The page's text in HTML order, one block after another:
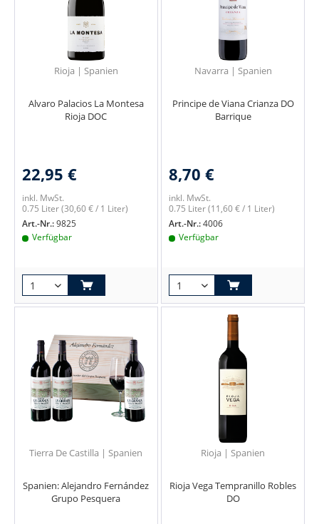
Rioja | Spanien
Alvaro Palacios La Montesa
Rioja DOC
22,95 €
inkl. MwSt.
0.75 Liter(30,60 € / 1 Liter)
Art.-Nr.:9825
Verfügbar
Navarra | Spanien
Principe de Viana Crianza DO
Barrique
8,70 €
inkl. MwSt.
0.75 Liter(11,60 € / 1 Liter)
Art.-Nr.:4006
Verfügbar
Tierra De Castilla | Spanien
Spanien: Alejandro Fernández
Grupo Pesquera
Rioja | Spanien
Rioja Vega Tempranillo Robles
DO